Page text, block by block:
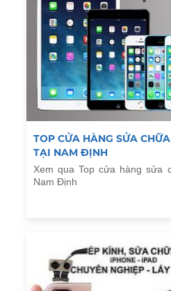
TOP CỬA HÀNG SỬA
TẠI NAM ĐỊNH
Xem qua Top cửa hàng sửa
Nam Định